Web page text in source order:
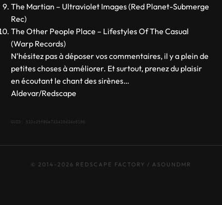
The Martian – Ultraviolet Images (Red Planet-Submerge
Rec)
The Other People Place – Lifestyles Of The Casual
(Warp Records)
N’hésitez pas à déposer vos commentaires, il y a plein de
petites choses à améliorer. Et surtout, prenez du plaisir
en écoutant le chant des sirènes…
Aldevar/Redscape
GUID: 533c39f86e733410d34c0100
© 2014-2026 REDSCAPE FACTORY / ASOUNDMR